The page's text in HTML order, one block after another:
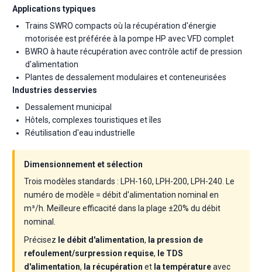
Applications typiques
Trains SWRO compacts où la récupération d'énergie
motorisée est préférée à la pompe HP avec VFD complet
BWRO à haute récupération avec contrôle actif de pression
d'alimentation
Plantes de dessalement modulaires et conteneurisées
Industries desservies
Dessalement municipal
Hôtels, complexes touristiques et îles
Réutilisation d'eau industrielle
Dimensionnement et sélection
Trois modèles standards : LPH-160, LPH-200, LPH-240. Le
numéro de modèle = débit d'alimentation nominal en
m³/h. Meilleure efficacité dans la plage ±20% du débit
nominal.
Précisez le débit d'alimentation, la pression de
refoulement/surpression requise, le TDS
d'alimentation, la récupération et la températureavec